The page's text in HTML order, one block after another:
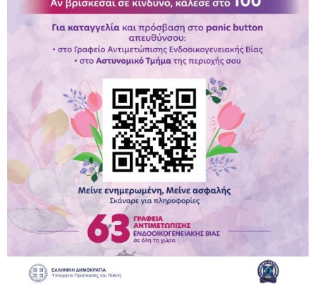
Παραμένουμε Προσεκτικοί
Καλούμε Άμεσα την Πυροσβεστική στο 199 ή στο 112